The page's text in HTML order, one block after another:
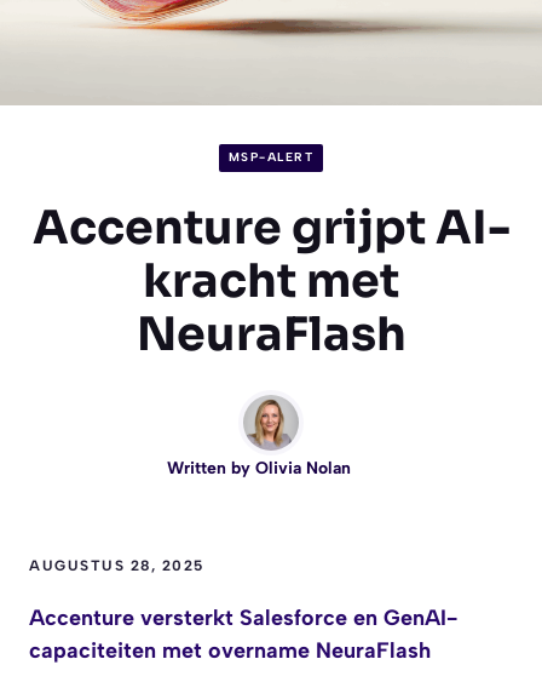
MSP-ALERT
Accenture grijpt AI-
kracht met
NeuraFlash
Written by Olivia Nolan
AUGUSTUS 28, 2025
Accenture versterkt Salesforce en GenAI-
capaciteiten met overname NeuraFlash